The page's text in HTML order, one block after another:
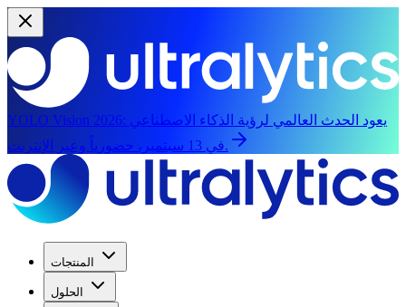
YOLO Vision 2026: يعود الحدث العالمي لرؤية الذكاء الاصطناعي
في 13 سبتمبر، حضورياً وعبر الإنترنت.
المنتجات
الحلول